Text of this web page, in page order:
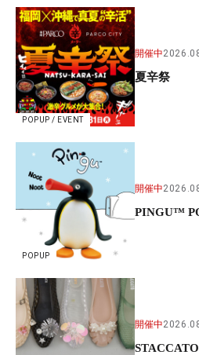
POPUP / EVENT
開催中
夏辛祭
POPUP
開催中
PINGU™
開催中
STACCATO